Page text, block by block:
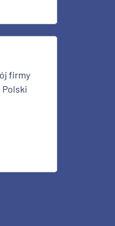
firmy
Polski